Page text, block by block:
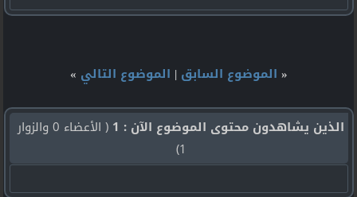
« الموضوع السابق | الموضوع التالي »
الذين يشاهدون محتوى الموضوع الآن : 1
( الأعضاء 0 والزوار
1)